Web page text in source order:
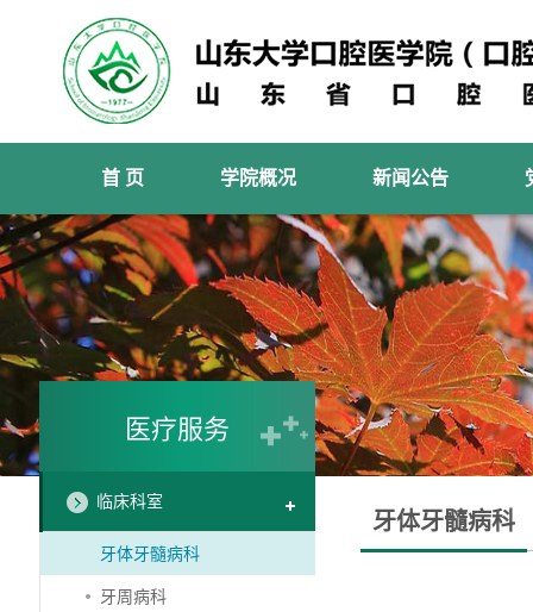
首 页 学院概况 新闻公告
医疗服务
临床科室
牙体牙髓病科
牙周病科
牙体牙髓病科